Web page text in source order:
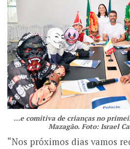
…e comitiva de crianças no
Mazagão. Foto: Israel
“Nos próximos dias vamos